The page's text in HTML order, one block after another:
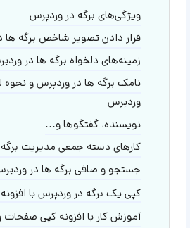
ویژگی‌های برگه در وردپرس
قرار دادن تصویر شاخص برگه ها
زمینه‌های دلخواه برگه ها در
نامک برگه ها در وردپرس و نحوه
وردپرس
نویسنده، گفتگوها و…
کارهای دسته جمعی مدیریت
جستجو و صافی برگه ها در
کپی یک برگه در وردپرس با افزونه Duplicate Page